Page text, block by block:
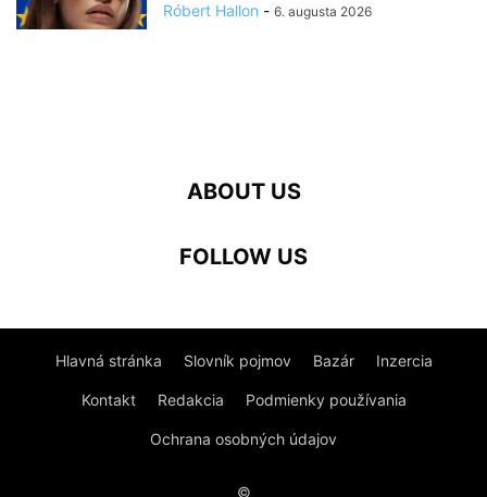
Róbert Hallon - 6. augusta 2026
ABOUT US
FOLLOW US
Hlavná stránka Slovník pojmov Bazár Inzercia
Kontakt Redakcia Podmienky používania
Ochrana osobných údajov
©